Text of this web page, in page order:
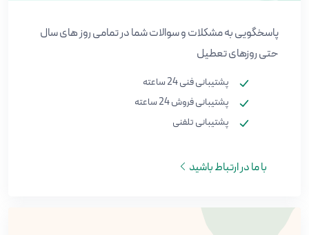
پاسخگویی به مشکلات و سوالات شما در تمامی روز های سال
حتی روزهای تعطیل
پشتیبانی فنی 24 ساعته
پشتیبانی فروش 24 ساعته
پشتیبانی تلفنی
با ما در ارتباط باشید